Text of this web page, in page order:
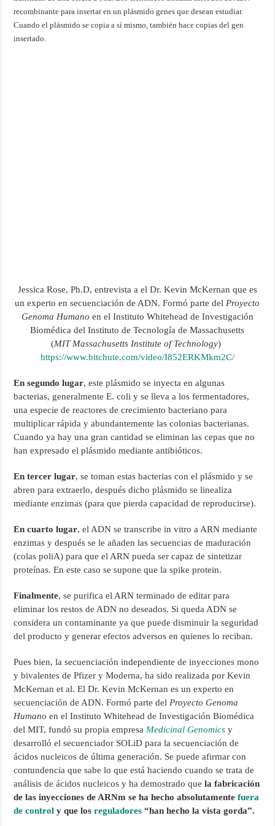
recombinante para insertar en un plásmido genes que desean estudiar.
Cuando el plásmido se copia a sí mismo, también hace copias del gen
insertado.
Jessica Rose, Ph.D, entrevista a el Dr. Kevin McKernan que es
un experto en secuenciación de ADN. Formó parte delProyecto
Genoma Humano en el Instituto Whitehead de Investigación
Biomédica del Instituto de Tecnología de Massachusetts
(MIT Massachusetts Institute of Technology)
https://www.bitchute.com/video/I852ERKMkm2C/
En segundo lugar, este plásmido se inyecta en algunas
bacterias, generalmente E. coli y se lleva a los fermentadores,
una especie de reactores de crecimiento bacteriano para
multiplicar rápida y abundantemente las colonias bacterianas.
Cuando ya hay una gran cantidad se eliminan las cepas que no
han expresado el plásmido mediante antibióticos.
En tercer lugar, se toman estas bacterias con el plásmido y se
abren para extraerlo, después dicho plásmido se linealiza
mediante enzimas (para que pierda capacidad de reproducirse).
En cuarto lugar, el ADN se transcribe in vitro a ARN mediante
enzimas y después se le añaden las secuencias de maduración
(colas poliA) para que el ARN pueda ser capaz de sintetizar
proteínas. En este caso se supone que la spike protein.
Finalmente, se purifica el ARN terminado de editar para
eliminar los restos de ADN no deseados. Si queda ADN se
considera un contaminante ya que puede disminuir la seguridad
del producto y generar efectos adversos en quienes lo reciban.
Pues bien, la secuenciación independiente de inyecciones mono
y bivalentes de Pfizer y Moderna, ha sido realizada por Kevin
McKernan et al. El Dr. Kevin McKernan es un experto en
secuenciación de ADN. Formó parte delProyecto Genoma
Humano en el Instituto Whitehead de Investigación Biomédica
del MIT, fundó su propia empresaMedicinal Genomics y
desarrolló el secuenciador SOLiD para la secuenciación de
ácidos nucleicos de última generación. Se puede afirmar con
contundencia que sabe lo que está haciendo cuando se trata de
análisis de ácidos nucleicos y ha demostrado quela fabricación
de las inyecciones de ARNm se ha hecho absolutamentefuera
de controly que losreguladores “han hecho la vista gorda”.